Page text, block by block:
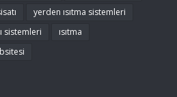
yerden ısıtma sistemleri
sistemleri
ısıtma